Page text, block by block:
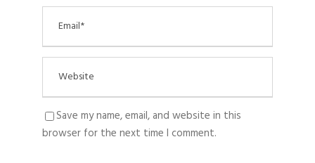
Save my name, email, and website in this
browser for the next time I comment.